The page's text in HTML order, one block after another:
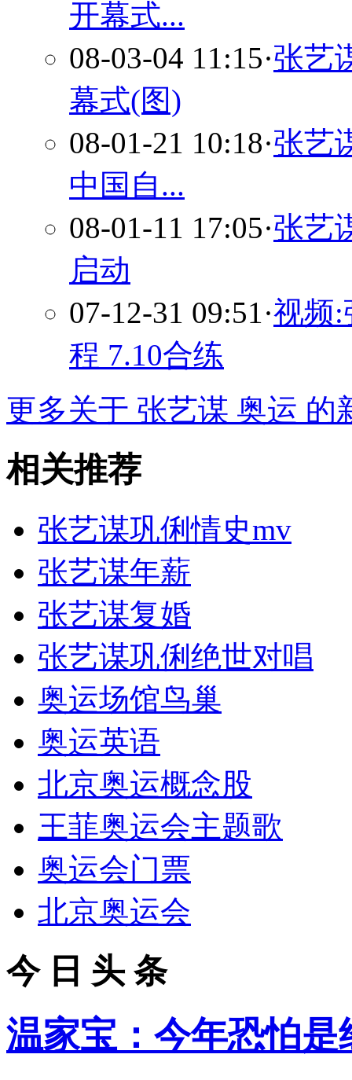
开幕式...
08-03-04 11:15·张艺
幕式(图)
08-01-21 10:18·张艺
中国自...
08-01-11 17:05·张艺
启动
07-12-31 09:51·视频:
程 7.10合练
更多关于 张艺谋 奥运 的
相关推荐
张艺谋巩俐情史mv
张艺谋年薪
张艺谋复婚
张艺谋巩俐绝世对唱
奥运场馆鸟巢
奥运英语
北京奥运概念股
王菲奥运会主题歌
奥运会门票
北京奥运会
今 日 头 条
温家宝：今年恐怕